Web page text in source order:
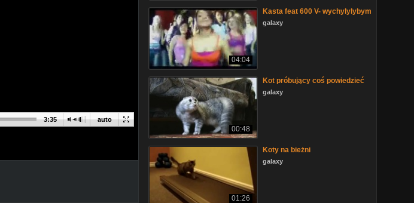
auto
3:35
04:04
Kasta feat 600 V- wychylylybym
galaxy
00:48
Kot próbujący coś powiedzieć
galaxy
01:26
Koty na bieżni
galaxy